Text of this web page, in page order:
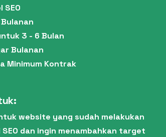
SEO
3 - 6 Bulan
Bulanan
Minimum Kontrak
website yang sudah melakukan
dan ingin menambahkan target